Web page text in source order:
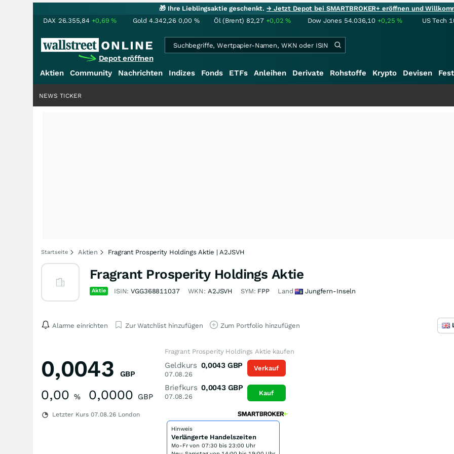
🎁 Ihre Lieblingsaktie geschenkt.→ Jetzt Depot bei SMARTBROKER+ eröffnen und
DAX 26.355,84 +0,69% Gold 4.342,26 0,00 % Öl (Brent) 82,27 +0,02% Dow Jones 54.036,10 +0,25% US Tech
Depot eröffnen
Aktien Community Nachrichten Indizes Fonds ETFs Anleihen Derivate Rohstoffe Krypto Devisen
NEWS TICKER
Startseite Aktien Fragrant Prosperity Holdings Aktie | A2JSVH
Fragrant Prosperity Holdings Aktie
Aktie ISIN:VGG368811037 WKN: A2JSVH SYM: FPP Land Jungfern-Inseln
Alarme einrichten Zur Watchlist hinzufügen Zum Portfolio hinzufügen
0,0043 GBP
0,00 % 0,0000 GBP
Letzter Kurs 07.08.26 London
Fragrant Prosperity Holdings Aktie kaufen
Geldkurs
07.08.26
0,0043 GBP
Briefkurs
07.08.26
0,0043 GBP
Verkauf
Kauf
Hinweis
Verlängerte Handelszeiten
Mo-Fr von 07:30 bis 23:00 Uhr